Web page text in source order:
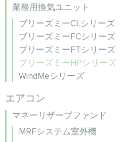
業務用換気ユニット
ブリーズミーCLシリーズ
ブリーズミーFCシリーズ
ブリーズミーFTシリーズ
ブリーズミーHPシリーズ
WindMeシリーズ
エアコン
マネーリザーブファンド
MRFシステム室外機